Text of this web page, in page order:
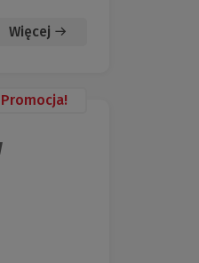
Więcej
Promocja!